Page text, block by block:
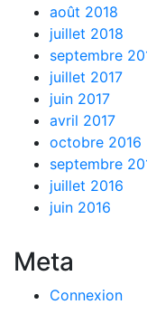
août 2018
juillet 2018
septembre
juillet 2017
juin 2017
avril 2017
octobre 2016
septembre
juillet 2016
juin 2016
Meta
Connexion